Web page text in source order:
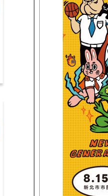
(宜蘭)GOOD
【
(花
流
【Next】
(花東)早安東台灣